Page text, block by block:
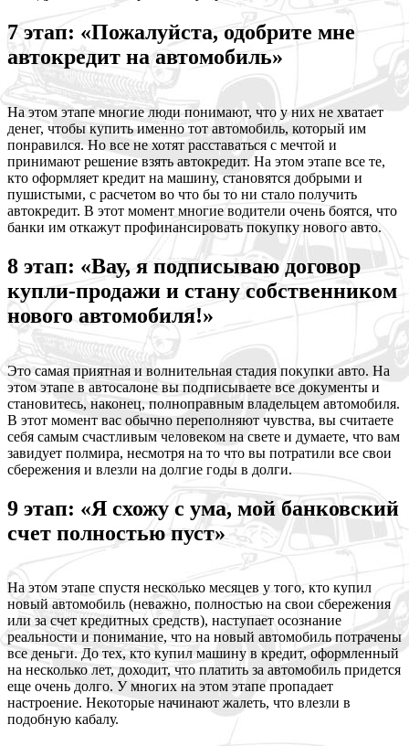
7 этап: «Пожалуйста, одобрите мне
автокредит на автомобиль»
На этом этапе многие люди понимают, что у них не хватает
денег, чтобы купить именно тот автомобиль, который им
понравился. Но все не хотят расставаться с мечтой и
принимают решение взять автокредит. На этом этапе все те,
кто оформляет кредит на машину, становятся добрыми и
пушистыми, с расчетом во что бы то ни стало получить
автокредит. В этот момент многие водители очень боятся, что
банки им откажут профинансировать покупку нового авто.
8 этап: «Вау, я подписываю договор
купли-продажи и стану собственником
нового автомобиля!»
Это самая приятная и волнительная стадия покупки авто. На
этом этапе в автосалоне вы подписываете все документы и
становитесь, наконец, полноправным владельцем автомобиля.
В этот момент вас обычно переполняют чувства, вы считаете
себя самым счастливым человеком на свете и думаете, что вам
завидует полмира, несмотря на то что вы потратили все свои
сбережения и влезли на долгие годы в долги.
9 этап: «Я схожу с ума, мой банковский
счет полностью пуст»
На этом этапе спустя несколько месяцев у того, кто купил
новый автомобиль (неважно, полностью на свои сбережения
или за счет кредитных средств), наступает осознание
реальности и понимание, что на новый автомобиль потрачены
все деньги. До тех, кто купил машину в кредит, оформленный
на несколько лет, доходит, что платить за автомобиль придется
еще очень долго. У многих на этом этапе пропадает
настроение. Некоторые начинают жалеть, что влезли в
подобную кабалу.